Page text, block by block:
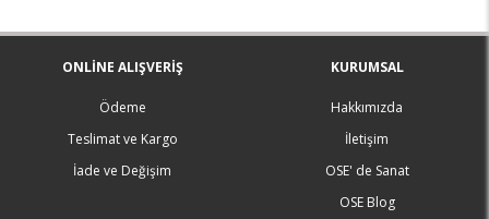
ONLINE ALIŞVERIŞ
Ödeme
Teslimat ve Kargo
İade ve Değişim
KURUMSAL
Hakkımızda
İletişim
OSE' de Sanat
OSE Blog